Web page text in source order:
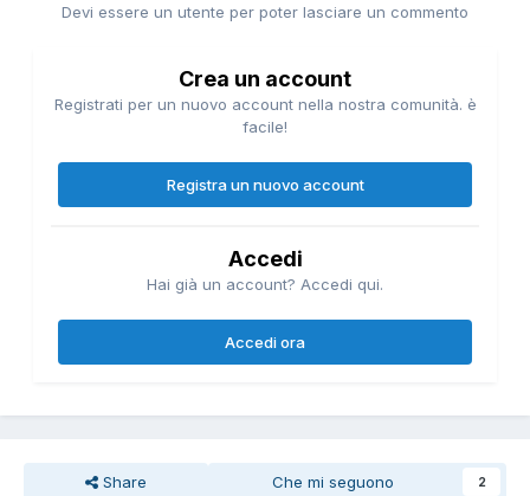
Devi essere un utente per poter lasciare un commento
Crea un account
Registrati per un nuovo account nella nostra comunità. è
facile!
Registra un nuovo account
Accedi
Hai già un account? Accedi qui.
Accedi ora
Share Che mi seguono 2